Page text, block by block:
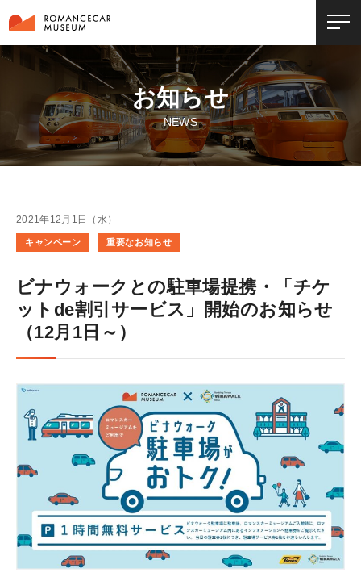
お知らせ
NEWS
2021年12月1日（水）
キャンペーン 重要なお知らせ
ビナウォークとの駐車場提携・「チケ
ットde割引サービス」開始のお知らせ
（12月1日～）